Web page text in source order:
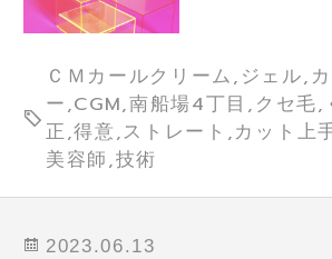
ＣＭカールクリーム,ジェル,
ー,CGM,南船場4丁目,クセ毛,
正,得意,ストレート,カット上
美容師,技術
2023.06.13